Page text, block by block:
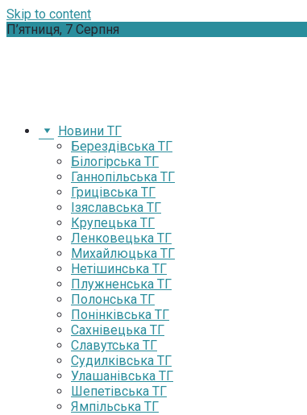
Skip to content
П’ятниця, 7 Серпня
Новини ТГ
Берездівська ТГ
Білогірська ТГ
Ганнопільська ТГ
Грицівська ТГ
Ізяславська ТГ
Крупецька ТГ
Ленковецька ТГ
Михайлюцька ТГ
Нетішинська ТГ
Плужненська ТГ
Полонська ТГ
Понінківська ТГ
Сахнівецька ТГ
Славутська ТГ
Судилківська ТГ
Улашанівська ТГ
Шепетівська ТГ
Ямпільська ТГ